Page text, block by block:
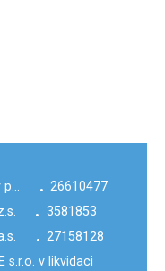
p… • 26610477
• 3581853
• 27158128
s.r.o. v likvidaci